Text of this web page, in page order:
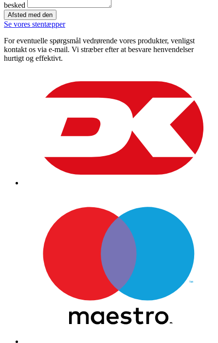
besked
Afsted med den
Se vores stentæpper
For eventuelle spørgsmål vedrørende vores produkter, venligst
kontakt os via e-mail. Vi stræber efter at besvare henvendelser
hurtigt og effektivt.